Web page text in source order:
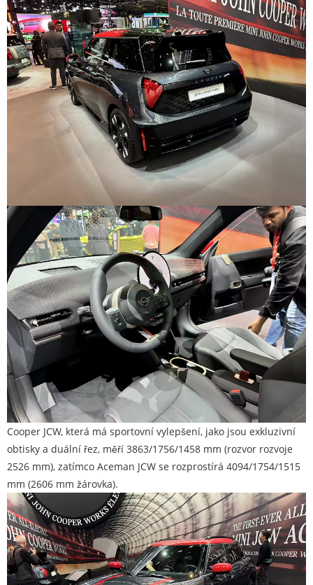
Cooper JCW, která má sportovní vylepšení, jako jsou exkluzivní
obtisky a duální řez, měří 3863/1756/1458 mm (rozvor rozvoje
2526 mm), zatímco Aceman JCW se rozprostírá 4094/1754/1515
mm (2606 mm žárovka).